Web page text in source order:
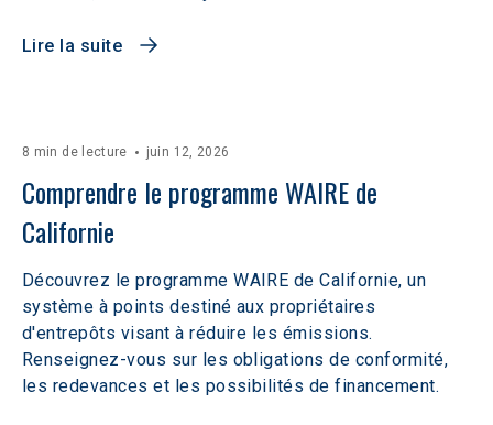
Lire la suite
8 min de lecture juin 12, 2026
Comprendre le programme WAIRE de
Californie
Découvrez le programme WAIRE de Californie, un
système à points destiné aux propriétaires
d'entrepôts visant à réduire les émissions.
Renseignez-vous sur les obligations de conformité,
les redevances et les possibilités de financement.